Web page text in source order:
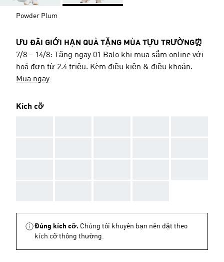
Powder Plum
ƯU ĐÃI GIỚI HẠN QUÀ TẶNG MÙA TỰU TRƯỜNG⏰
7/8 – 14/8: Tặng ngay 01 Balo khi mua sắm online với
hoá đơn từ 2.4 triệu. Kèm điều kiện & điều khoản.
Mua ngay
Kích cỡ
Đúng kích cỡ. Chúng tôi khuyên bạn nên đặt theo
kích cỡ thông thường.